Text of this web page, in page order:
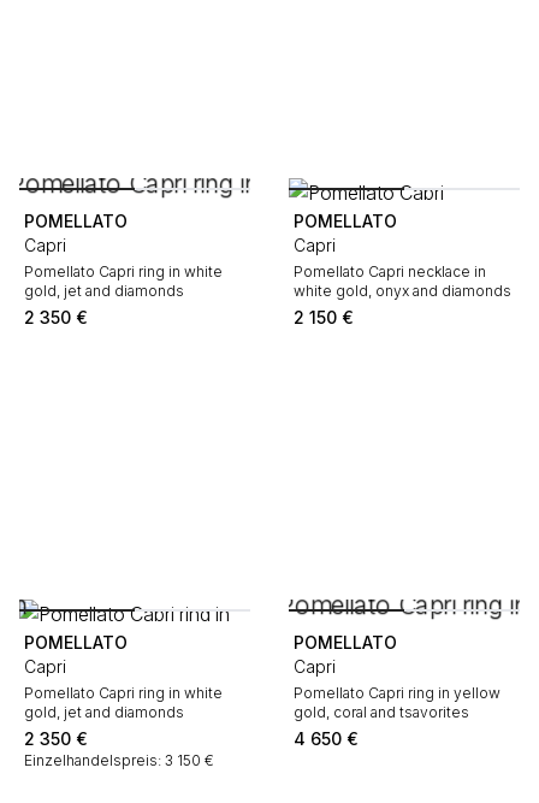
POMELLATO
Capri
Pomellato Capri ring in white
gold, jet and diamonds
2 350 €
POMELLATO
Capri
Pomellato Capri necklace in
white gold, onyx and diamonds
2 150 €
POMELLATO
Capri
Pomellato Capri ring in white
gold, jet and diamonds
2 350 €
Einzelhandelspreis: 3 150 €
POMELLATO
Capri
Pomellato Capri ring in yellow
gold, coral and tsavorites
4 650 €